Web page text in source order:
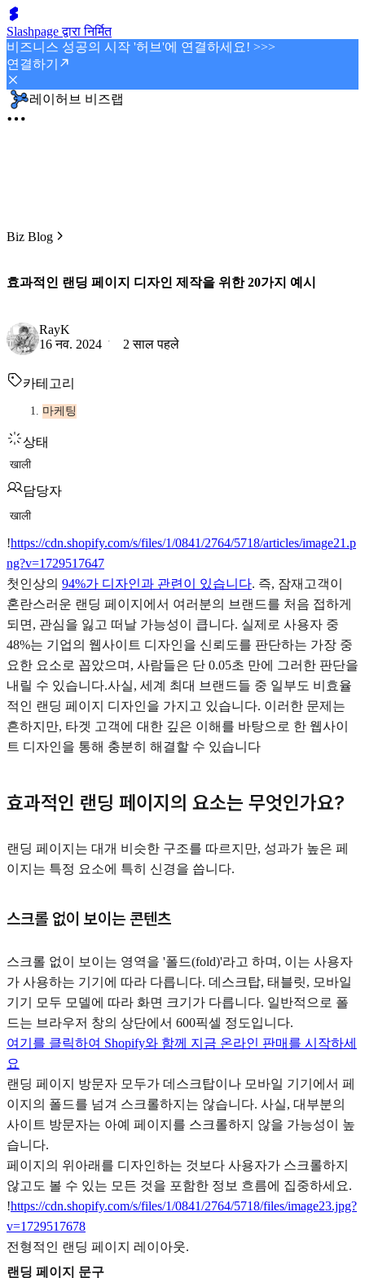
Slashpage द्वारा निर्मित
비즈니스 성공의 시작 '허브'에 연결하세요! >>>
연결하기
레이허브 비즈랩
Biz Blog
효과적인 랜딩 페이지 디자인 제작을 위한 20가지 예시
RayK
16 नव. 2024
2 साल पहले
카테고리
마케팅
상태
खाली
담당자
खाली
!https://cdn.shopify.com/s/files/1/0841/2764/5718/articles/image21.p
ng?v=1729517647
첫인상의 94%가 디자인과 관련이 있습니다. 즉, 잠재고객이
혼란스러운 랜딩 페이지에서 여러분의 브랜드를 처음 접하게
되면, 관심을 잃고 떠날 가능성이 큽니다. 실제로 사용자 중
48%는 기업의 웹사이트 디자인을 신뢰도를 판단하는 가장 중
요한 요소로 꼽았으며, 사람들은 단 0.05초 만에 그러한 판단을
내릴 수 있습니다.사실, 세계 최대 브랜드들 중 일부도 비효율
적인 랜딩 페이지 디자인을 가지고 있습니다. 이러한 문제는
흔하지만, 타겟 고객에 대한 깊은 이해를 바탕으로 한 웹사이
트 디자인을 통해 충분히 해결할 수 있습니다
효과적인 랜딩 페이지의 요소는 무엇인가요?
랜딩 페이지는 대개 비슷한 구조를 따르지만, 성과가 높은 페
이지는 특정 요소에 특히 신경을 씁니다.
스크롤 없이 보이는 콘텐츠
스크롤 없이 보이는 영역을 '폴드(fold)'라고 하며, 이는 사용자
가 사용하는 기기에 따라 다릅니다. 데스크탑, 태블릿, 모바일
기기 모두 모델에 따라 화면 크기가 다릅니다. 일반적으로 폴
드는 브라우저 창의 상단에서 600픽셀 정도입니다.
여기를 클릭하여 Shopify와 함께 지금 온라인 판매를 시작하세
요
랜딩 페이지 방문자 모두가 데스크탑이나 모바일 기기에서 페
이지의 폴드를 넘겨 스크롤하지는 않습니다. 사실, 대부분의
사이트 방문자는 아예 페이지를 스크롤하지 않을 가능성이 높
습니다.
페이지의 위아래를 디자인하는 것보다 사용자가 스크롤하지
않고도 볼 수 있는 모든 것을 포함한 정보 흐름에 집중하세요.
!https://cdn.shopify.com/s/files/1/0841/2764/5718/files/image23.jpg?
v=1729517678
전형적인 랜딩 페이지 레이아웃.
랜딩 페이지 문구